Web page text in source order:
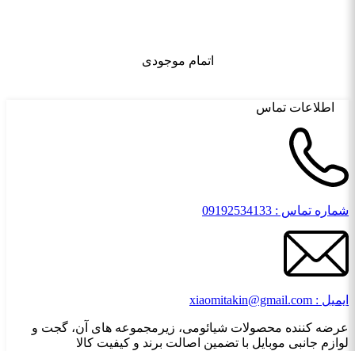
اتمام موجودی
اطلاعات تماس
شماره تماس : 09192534133
ایمیل : xiaomitakin@gmail.com
عرضه کننده محصولات شیائومی، زیرمجموعه های آن، گجت و
لوازم جانبی موبایل با تضمین اصالت برند و کیفیت کالا